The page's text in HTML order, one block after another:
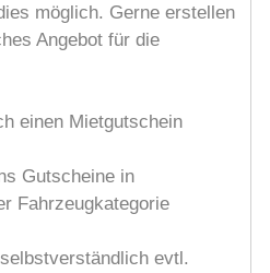
möglich. Gerne erstellen
Angebot für die
einen Mietgutschein
Gutscheine in
Fahrzeugkategorie
evtl.